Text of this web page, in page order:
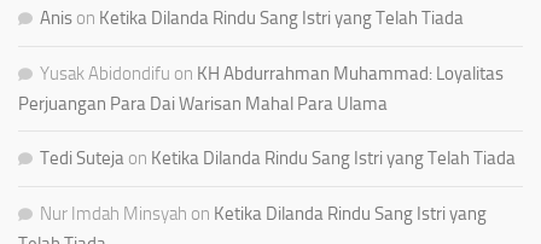
Anis on Ketika Dilanda Rindu Sang Istri yang Telah Tiada
Yusak Abidondifu on KH Abdurrahman Muhammad: Loyalitas
Perjuangan Para Dai Warisan Mahal Para Ulama
Tedi Suteja on Ketika Dilanda Rindu Sang Istri yang Telah Tiada
Nur Imdah Minsyah on Ketika Dilanda Rindu Sang Istri yang